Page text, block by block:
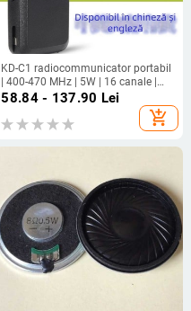
KD-C1 radiocommunicator portabil
| 400-470 MHz | 5W | 16 canale |
rază 3-5 km | Li‑ion 1500 mAh |
58.84 - 137.90 Lei
add_shopping_cart